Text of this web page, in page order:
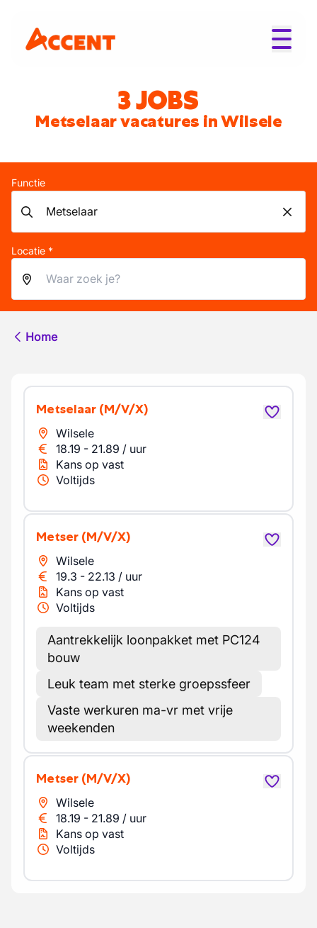
3 JOBS
Metselaar vacatures in Wilsele
Functie
Locatie *
Home
Metselaar (M/V/X)
Wilsele
18.19 - 21.89 / uur
Kans op vast
Voltijds
Metser (M/V/X)
Wilsele
19.3 - 22.13 / uur
Kans op vast
Voltijds
Aantrekkelijk loonpakket met PC124
bouw
Leuk team met sterke groepssfeer
Vaste werkuren ma-vr met vrije
weekenden
Metser (M/V/X)
Wilsele
18.19 - 21.89 / uur
Kans op vast
Voltijds